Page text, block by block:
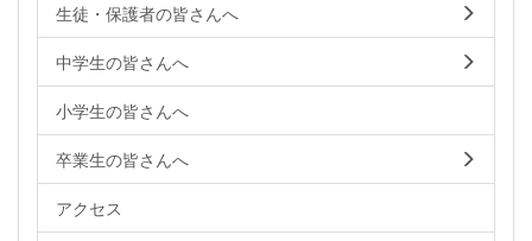
生徒・保護者の皆さんへ
中学生の皆さんへ
小学生の皆さんへ
卒業生の皆さんへ
アクセス